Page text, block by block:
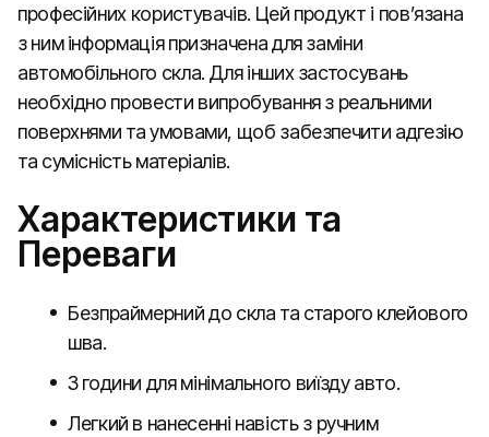
професійних користувачів. Цей продукт і пов’язана
з ним інформація призначена для заміни
автомобільного скла. Для інших застосувань
необхідно провести випробування з реальними
поверхнями та умовами, щоб забезпечити адгезію
та сумісність матеріалів.
Характеристики та
Переваги
Безпраймерний до скла та старого клейового
шва.
3 години для мінімального виїзду авто.
Легкий в нанесенні навість з ручним